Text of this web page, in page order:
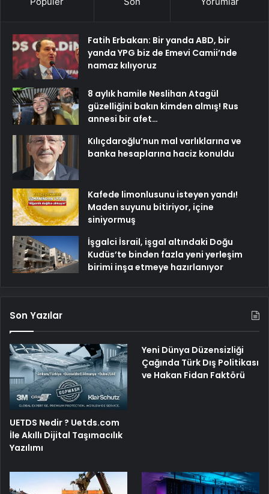
Fatih Erbakan: Bir yanda ABD, bir
yanda YPG biz de Emevi Camii’nde
namaz kılıyoruz
8 aylık hamile Neslihan Atagül
güzelliğini bakın kimden almış! Rus
annesi bir afet…
Kılıçdaroğlu’nun mal varlıklarına ve
banka hesaplarına haciz konuldu
Kafede limonlusunu isteyen yandı!
Maden suyunu bitiriyor, içine
siniyormuş
İşgalci İsrail, işgal altındaki Doğu
Kudüs’te binden fazla yeni yerleşim
birimi inşa etmeye hazırlanıyor
Son Yazılar
UETDS Nedir ? Uetds.com
İle Akıllı Dijital Taşımacılık
Yazılımı
Yeni Dünya Düzensizliği
Çağında Türk Dış Politikası
ve Hakan Fidan Faktörü